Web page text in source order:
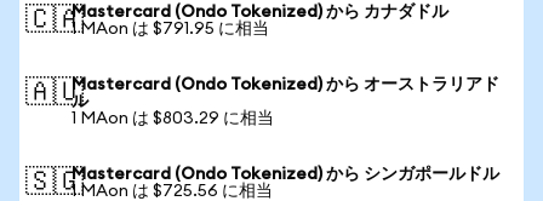
🇨🇦Mastercard (Ondo Tokenized) から カナダドル
1 MAon は $791.95 に相当
🇦🇺Mastercard (Ondo Tokenized) から オーストラリアド
ル
1 MAon は $803.29 に相当
🇸🇬Mastercard (Ondo Tokenized) から シンガポールドル
1 MAon は $725.56 に相当